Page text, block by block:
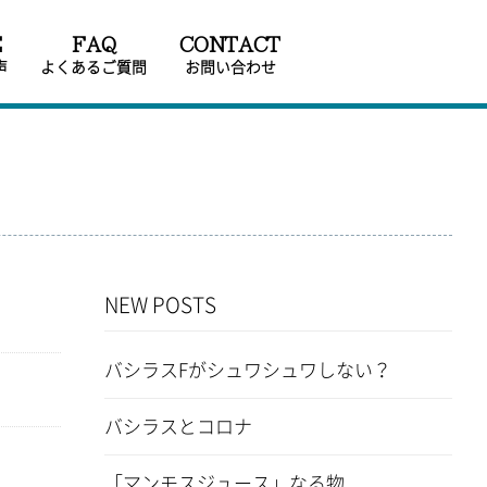
FAQ
よくあるご質問
CONTACT
お問い合わせ
NEW POSTS
バシラスFがシュワシュワしない？
バシラスとコロナ
「マンモスジュース」なる物